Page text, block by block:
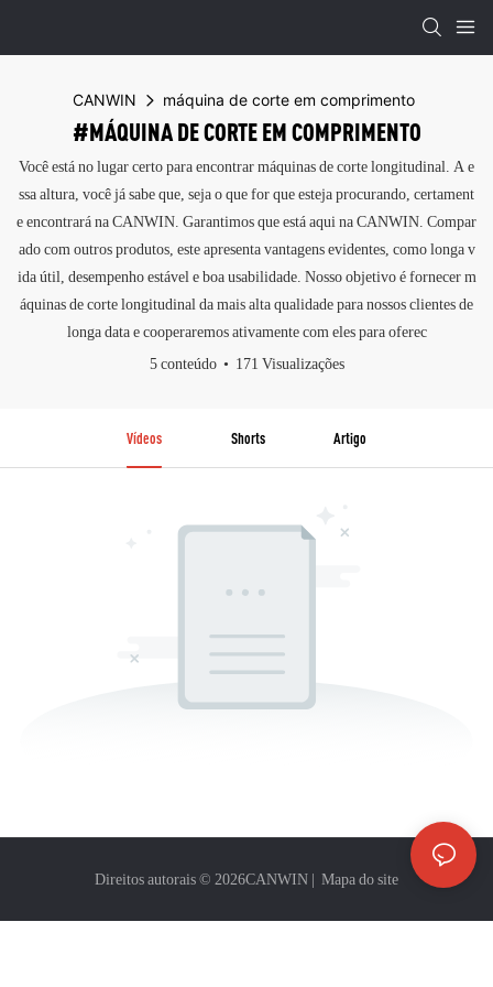
CANWIN máquina de corte em comprimento
#MÁQUINA DE CORTE EM COMPRIMENTO
Você está no lugar certo para encontrar máquinas de corte longitudinal. A e
ssa altura, você já sabe que, seja o que for que esteja procurando, certament
e encontrará na CANWIN. Garantimos que está aqui na CANWIN. Compar
ado com outros produtos, este apresenta vantagens evidentes, como longa v
ida útil, desempenho estável e boa usabilidade. Nosso objetivo é fornecer m
áquinas de corte longitudinal da mais alta qualidade para nossos clientes de
longa data e cooperaremos ativamente com eles para oferec
5 conteúdo
171 Visualizações
Vídeos Shorts Artigo
Direitos autorais © 2026CANWIN | Mapa do site